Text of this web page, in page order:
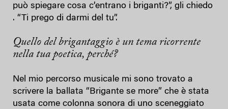
può spiegare cosa c’entrano i briganti?”, gli chiedo
. “Ti prego di darmi del tu”.
Quello del brigantaggio è un tema ricorrente
nella tua poetica, perché?
Nel mio percorso musicale mi sono trovato a
scrivere la ballata “Brigante se more” che è stata
usata come colonna sonora di uno sceneggiato